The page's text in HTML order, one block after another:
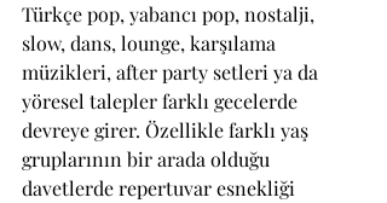
Türkçe pop, yabancı pop, nostalji,
slow, dans, lounge, karşılama
müzikleri, after party setleri ya da
yöresel talepler farklı gecelerde
devreye girer. Özellikle farklı yaş
gruplarının bir arada olduğu
davetlerde repertuvar esnekliği